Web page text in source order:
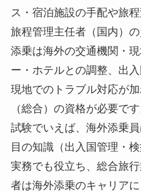
ス・宿泊施設の手配や旅
旅程管理主任者（国内）
添乗は海外の交通機関・
ー・ホテルとの調整、出
現地でのトラブル対応が
（総合）の資格が必要で
試験でいえば、海外添乗
目の知識（出入国管理・
実務でも役立ち、総合旅
者は海外添乗のキャリア